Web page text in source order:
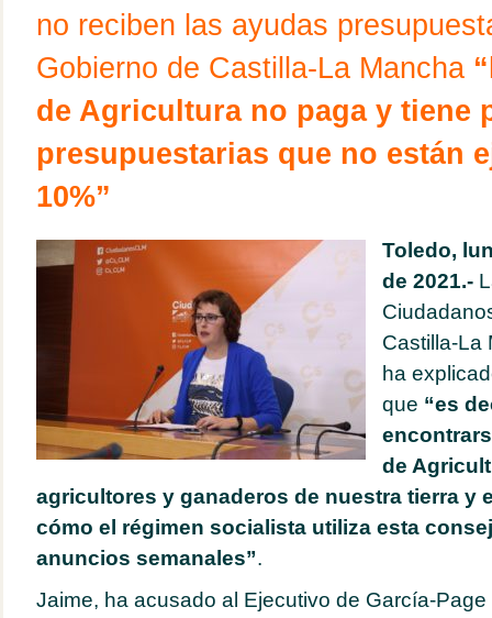
no reciben las ayudas
Gobierno de Castilla-La Mancha
de Agricultura no paga y tiene
presupuestarias que no están
10%”
Toledo,
de 2021.-
Castilla-La
ha
que “es
de
agricultores y ganaderos de nuestra tierra y
cómo el régimen socialista utiliza esta
anuncios semanales”.
Jaime, ha acusado al Ejecutivo de García-